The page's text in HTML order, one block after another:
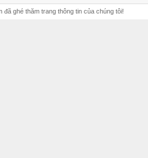
ghé thăm trang thông tin của chúng tôi!